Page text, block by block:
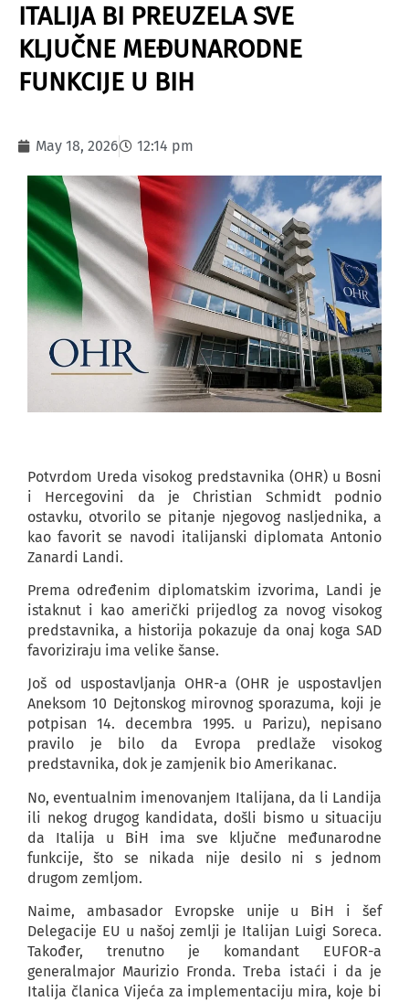
ITALIJA BI PREUZELA SVE
KLJUČNE MEĐUNARODNE
FUNKCIJE U BIH
May 18, 2026 12:14 pm
Potvrdom Ureda visokog predstavnika (OHR) u Bosni
i Hercegovini da je Christian Schmidt podnio
ostavku, otvorilo se pitanje njegovog nasljednika, a
kao favorit se navodi italijanski diplomata Antonio
Zanardi Landi.
Prema određenim diplomatskim izvorima, Landi je
istaknut i kao američki prijedlog za novog visokog
predstavnika, a historija pokazuje da onaj koga SAD
favoriziraju ima velike šanse.
Još od uspostavljanja OHR-a (OHR je uspostavljen
Aneksom 10 Dejtonskog mirovnog sporazuma, koji je
potpisan 14. decembra 1995. u Parizu), nepisano
pravilo je bilo da Evropa predlaže visokog
predstavnika, dok je zamjenik bio Amerikanac.
No, eventualnim imenovanjem Italijana, da li Landija
ili nekog drugog kandidata, došli bismo u situaciju
da Italija u BiH ima sve ključne međunarodne
funkcije, što se nikada nije desilo ni s jednom
drugom zemljom.
Naime, ambasador Evropske unije u BiH i šef
Delegacije EU u našoj zemlji je Italijan Luigi Soreca.
Također, trenutno je komandant EUFOR-a
generalmajor Maurizio Fronda. Treba istaći i da je
Italija članica Vijeća za implementaciju mira, koje bi